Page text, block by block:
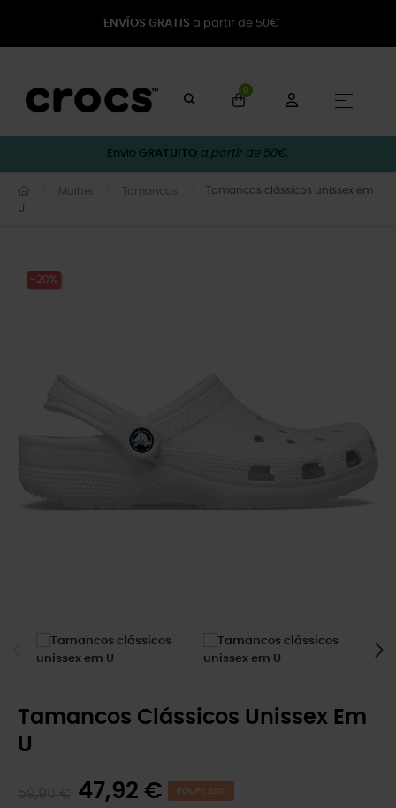
ENVÍOS GRATIS a partir de 50€
0
☰
Envio GRATUITO a partir de 50€.
Mulher Tamancos
Tamancos clássicos unissex em
U
-20%
Tamancos Clássicos Unissex Em
U
47,92 € POUPE 20%